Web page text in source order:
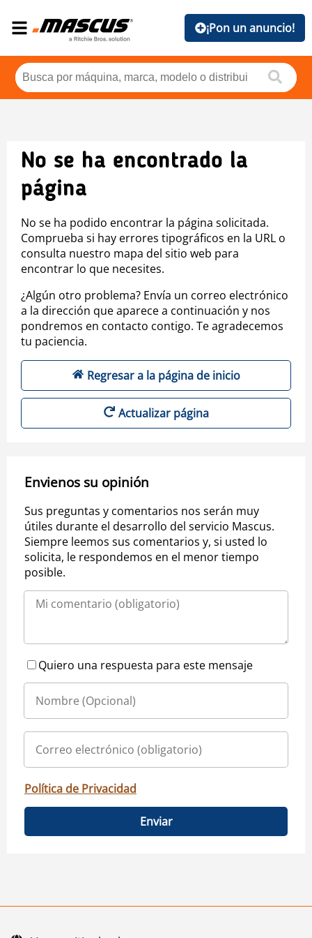
¡Pon un anuncio!
No se ha encontrado la
página
No se ha podido encontrar la página solicitada.
Comprueba si hay errores tipográficos en la URL o
consulta nuestro mapa del sitio web para
encontrar lo que necesites.
¿Algún otro problema? Envía un correo electrónico
a la dirección que aparece a continuación y nos
pondremos en contacto contigo. Te agradecemos
tu paciencia.
Regresar a la página de inicio
Actualizar página
Envienos su opinión
Sus preguntas y comentarios nos serán muy
útiles durante el desarrollo del servicio Mascus.
Siempre leemos sus comentarios y, si usted lo
solicita, le respondemos en el menor tiempo
posible.
Quiero una respuesta para este mensaje
Política de Privacidad
Enviar